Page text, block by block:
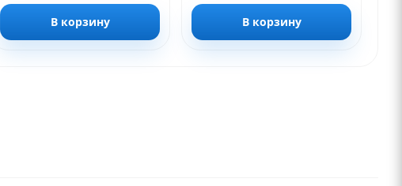
В корзину В корзину